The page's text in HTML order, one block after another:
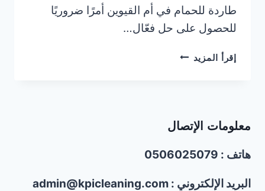
طاردة للحمام في أم القيوين أمرًا ضروريًا
للحصول على حل فعّال…
إقرأ المزيد شركة
في
القيوين
معلومات الإتصال
هاتف : 0506025079
البريد الإلكتروني : admin@kpicleaning.com